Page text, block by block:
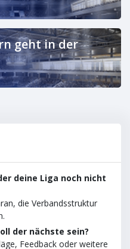
geht in der
deine Liga noch nicht
die Verbandsstruktur
der nächste sein?
Feedback oder weitere